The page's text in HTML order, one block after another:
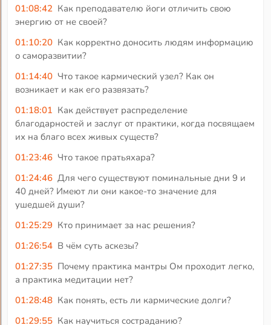
01:08:42 Как преподавателю йоги отличить свою
энергию от не своей?
01:10:20 Как корректно доносить людям информацию
о саморазвитии?
01:14:40 Что такое кармический узел? Как он
возникает и как его развязать?
01:18:01 Как действует распределение
благодарностей и заслуг от практики, когда посвящаем
их на благо всех живых существ?
01:23:46 Что такое пратьяхара?
01:24:46 Для чего существуют поминальные дни 9 и
40 дней? Имеют ли они какое-то значение для
ушедшей души?
01:25:29 Кто принимает за нас решения?
01:26:54 В чём суть аскезы?
01:27:35 Почему практика мантры Ом проходит легко,
а практика медитации нет?
01:28:48 Как понять, есть ли кармические долги?
01:29:55 Как научиться состраданию?